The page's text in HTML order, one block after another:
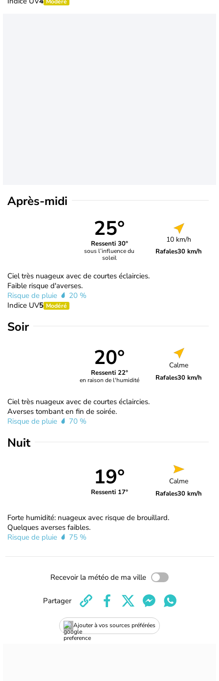
Après-midi
25°
Ressenti 30°
sous l’influence du
soleil
10 km/h
Rafales30 km/h
Ciel très nuageux avec de courtes éclaircies.
Faible risque d'averses.
Risque de pluie
20 %
Indice UV5 Modéré
Soir
20°
Ressenti 22°
en raison de l'humidité
Calme
Rafales30 km/h
Ciel très nuageux avec de courtes éclaircies.
Averses tombant en fin de soirée.
Risque de pluie
70 %
Nuit
19°
Ressenti 17°
Calme
Rafales30 km/h
Forte humidité: nuageux avec risque de brouillard.
Quelques averses faibles.
Risque de pluie
75 %
Recevoir la météo de ma ville
Ajouter à vos sources préférées
Partager